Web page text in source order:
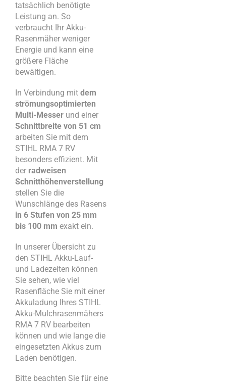
tatsächlich benötigte
Leistung an. So
verbraucht Ihr Akku-
Rasenmäher weniger
Energie und kann eine
größere Fläche
bewältigen.
In Verbindung mit dem
strömungsoptimierten
Multi-Messer und einer
Schnittbreite von 51 cm
arbeiten Sie mit dem
STIHL RMA 7 RV
besonders effizient. Mit
der radweisen
Schnitthöhenverstellung
stellen Sie die
Wunschlänge des Rasens
in 6 Stufen von 25 mm
bis 100 mm exakt ein.
In unserer Übersicht zu
den STIHL Akku-Lauf-
und Ladezeiten können
Sie sehen, wie viel
Rasenfläche Sie mit einer
Akkuladung Ihres STIHL
Akku-Mulchrasenmähers
RMA 7 RV bearbeiten
können und wie lange die
eingesetzten Akkus zum
Laden benötigen.
Bitte beachten Sie für eine